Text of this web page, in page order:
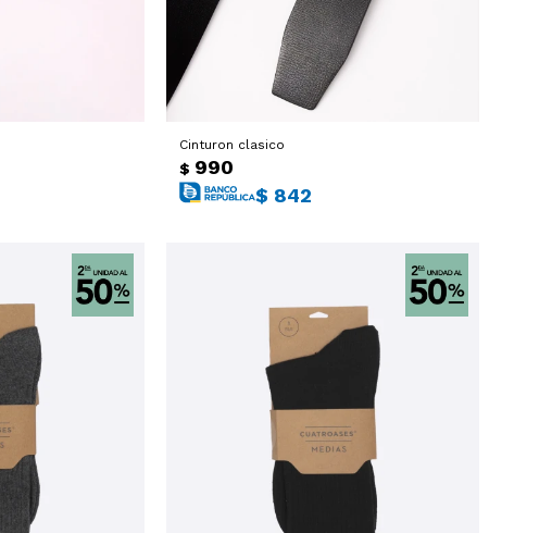
Cinturon clasico
$ 990
$ 842